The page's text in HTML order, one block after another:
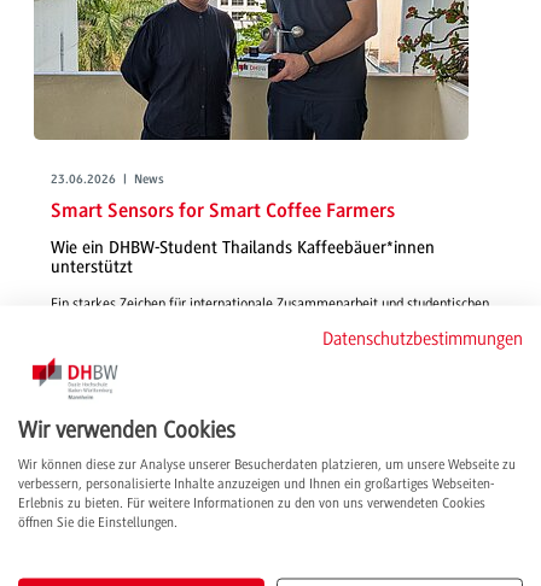
23.06.2026 | News
Smart Sensors for Smart Coffee Farmers
Wie ein DHBW-Student Thailands Kaffeebäuer*innen
unterstützt
Ein starkes Zeichen für internationale Zusammenarbeit und studentischen
Innovationsgeist: Die in einer Studienarbeit entwickelte Sensorbox soll
Umweltdaten nachhaltig zu sichern.
weiterlesen
Datenschutzbestimmungen
Wir verwenden Cookies
Wir können diese zur Analyse unserer Besucherdaten platzieren, um unsere Webseite zu
verbessern, personalisierte Inhalte anzuzeigen und Ihnen ein großartiges Webseiten-
Erlebnis zu bieten. Für weitere Informationen zu den von uns verwendeten Cookies
öffnen Sie die Einstellungen.